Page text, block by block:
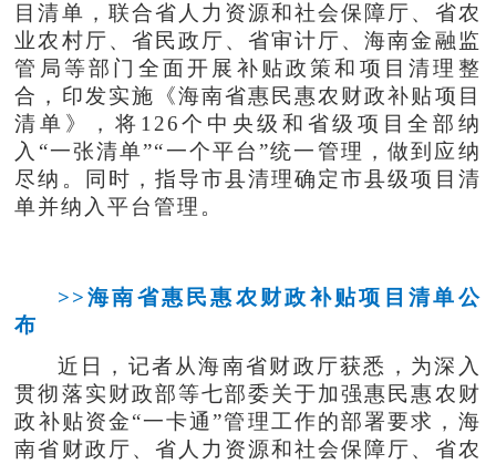
目清单，联合省人力资源和社会保障厅、省农
业农村厅、省民政厅、省审计厅、海南金融监
管局等部门全面开展补贴政策和项目清理整
合，印发实施《海南省惠民惠农财政补贴项目
清单》，将126个中央级和省级项目全部纳
入“一张清单”“一个平台”统一管理，做到应纳
尽纳。同时，指导市县清理确定市县级项目清
单并纳入平台管理。
>>海南省惠民惠农财政补贴项目清单公
布
近日，记者从海南省财政厅获悉，为深入
贯彻落实财政部等七部委关于加强惠民惠农财
政补贴资金“一卡通”管理工作的部署要求，海
南省财政厅、省人力资源和社会保障厅、省农